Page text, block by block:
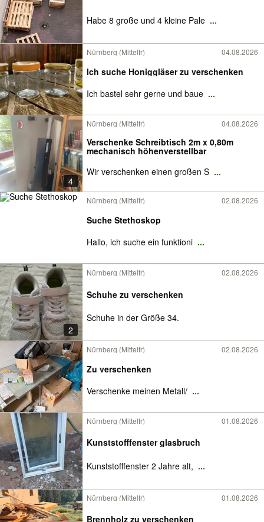
Habe 8 große und 4 kleine Pale ...
Nürnberg (Mittelfr) 04.08.2026
Ich suche Honiggläser zu verschenken
Ich bastel sehr gerne und baue ...
4
Nürnberg (Mittelfr) 04.08.2026
Verschenke Schreibtisch 2m x 0,80m
mechanisch höhenverstellbar
Wir verschenken einen großen S ...
Nürnberg (Mittelfr) 02.08.2026
Suche Stethoskop
Hallo, ich suche ein funktioni ...
2
Nürnberg (Mittelfr) 02.08.2026
Schuhe zu verschenken
Schuhe in der Größe 34.
Nürnberg (Mittelfr) 02.08.2026
Zu verschenken
Verschenke meinen Metall/ ...
Nürnberg (Mittelfr) 01.08.2026
Kunststofffenster glasbruch
Kunststofffenster 2 Jahre alt, ...
Nürnberg (Mittelfr) 01.08.2026
Brennholz zu verschenken